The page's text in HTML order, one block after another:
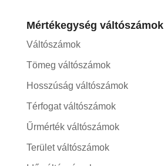
Mértékegység váltószámok
Váltószámok
Tömeg váltószámok
Hosszúság váltószámok
Térfogat váltószámok
Űrmérték váltószámok
Terület váltószámok